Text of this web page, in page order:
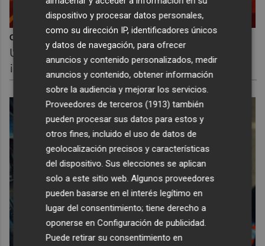
Corepunk MMORPG
Un verdadero MMORPG de la vieja escuela
¡Cómo los de antes, pero mejor!
dispositivo y procesar datos personales,
como su dirección IP, identificadores únicos
y datos de navegación, para ofrecer
anuncios y contenido personalizados, medir
anuncios y contenido, obtener información
sobre la audiencia y mejorar los servicios.
Proveedores de terceros (1913) también
pueden procesar sus datos para estos y
otros fines, incluido el uso de datos de
geolocalización precisos y características
del dispositivo. Sus elecciones se aplican
solo a este sitio web. Algunos proveedores
pueden basarse en el interés legítimo en
lugar del consentimiento; tiene derecho a
oponerse enConfiguración de publicidad
Puede retirar su consentimiento en